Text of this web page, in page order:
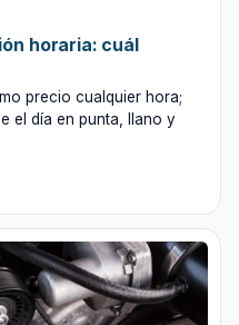
horaria: cuál
precio cualquier hora;
el día en punta, llano y